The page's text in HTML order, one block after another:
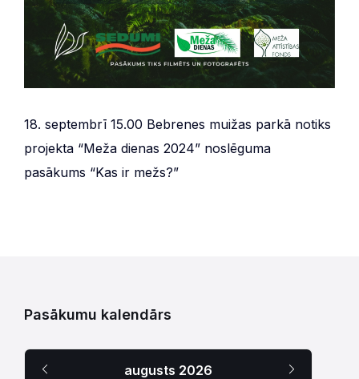
18. septembrī 15.00 Bebrenes muižas parkā notiks
projekta “Meža dienas 2024” noslēguma
pasākums “Kas ir mežs?”
Pasākumu kalendārs
augusts 2026